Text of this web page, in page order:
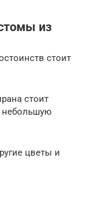
из
стоит
стоит
небольшую
цветы и